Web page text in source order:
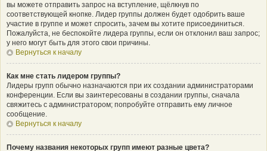
вы можете отправить запрос на вступление, щёлкнув по
соответствующей кнопке. Лидер группы должен будет одобрить ваше
участие в группе и может спросить, зачем вы хотите присоединиться.
Пожалуйста, не беспокойте лидера группы, если он отклонил ваш запрос;
у него могут быть для этого свои причины.
Вернуться к началу
Как мне стать лидером группы?
Лидеры групп обычно назначаются при их создании администраторами
конференции. Если вы заинтересованы в создании группы, сначала
свяжитесь с администратором; попробуйте отправить ему личное
сообщение.
Вернуться к началу
Почему названия некоторых групп имеют разные цвета?